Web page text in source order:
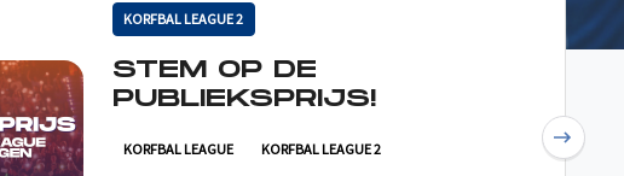
KORFBAL LEAGUE 2
STEM OP DE
PUBLIEKSPRIJS!
KORFBAL LEAGUE KORFBAL LEAGUE 2 Next